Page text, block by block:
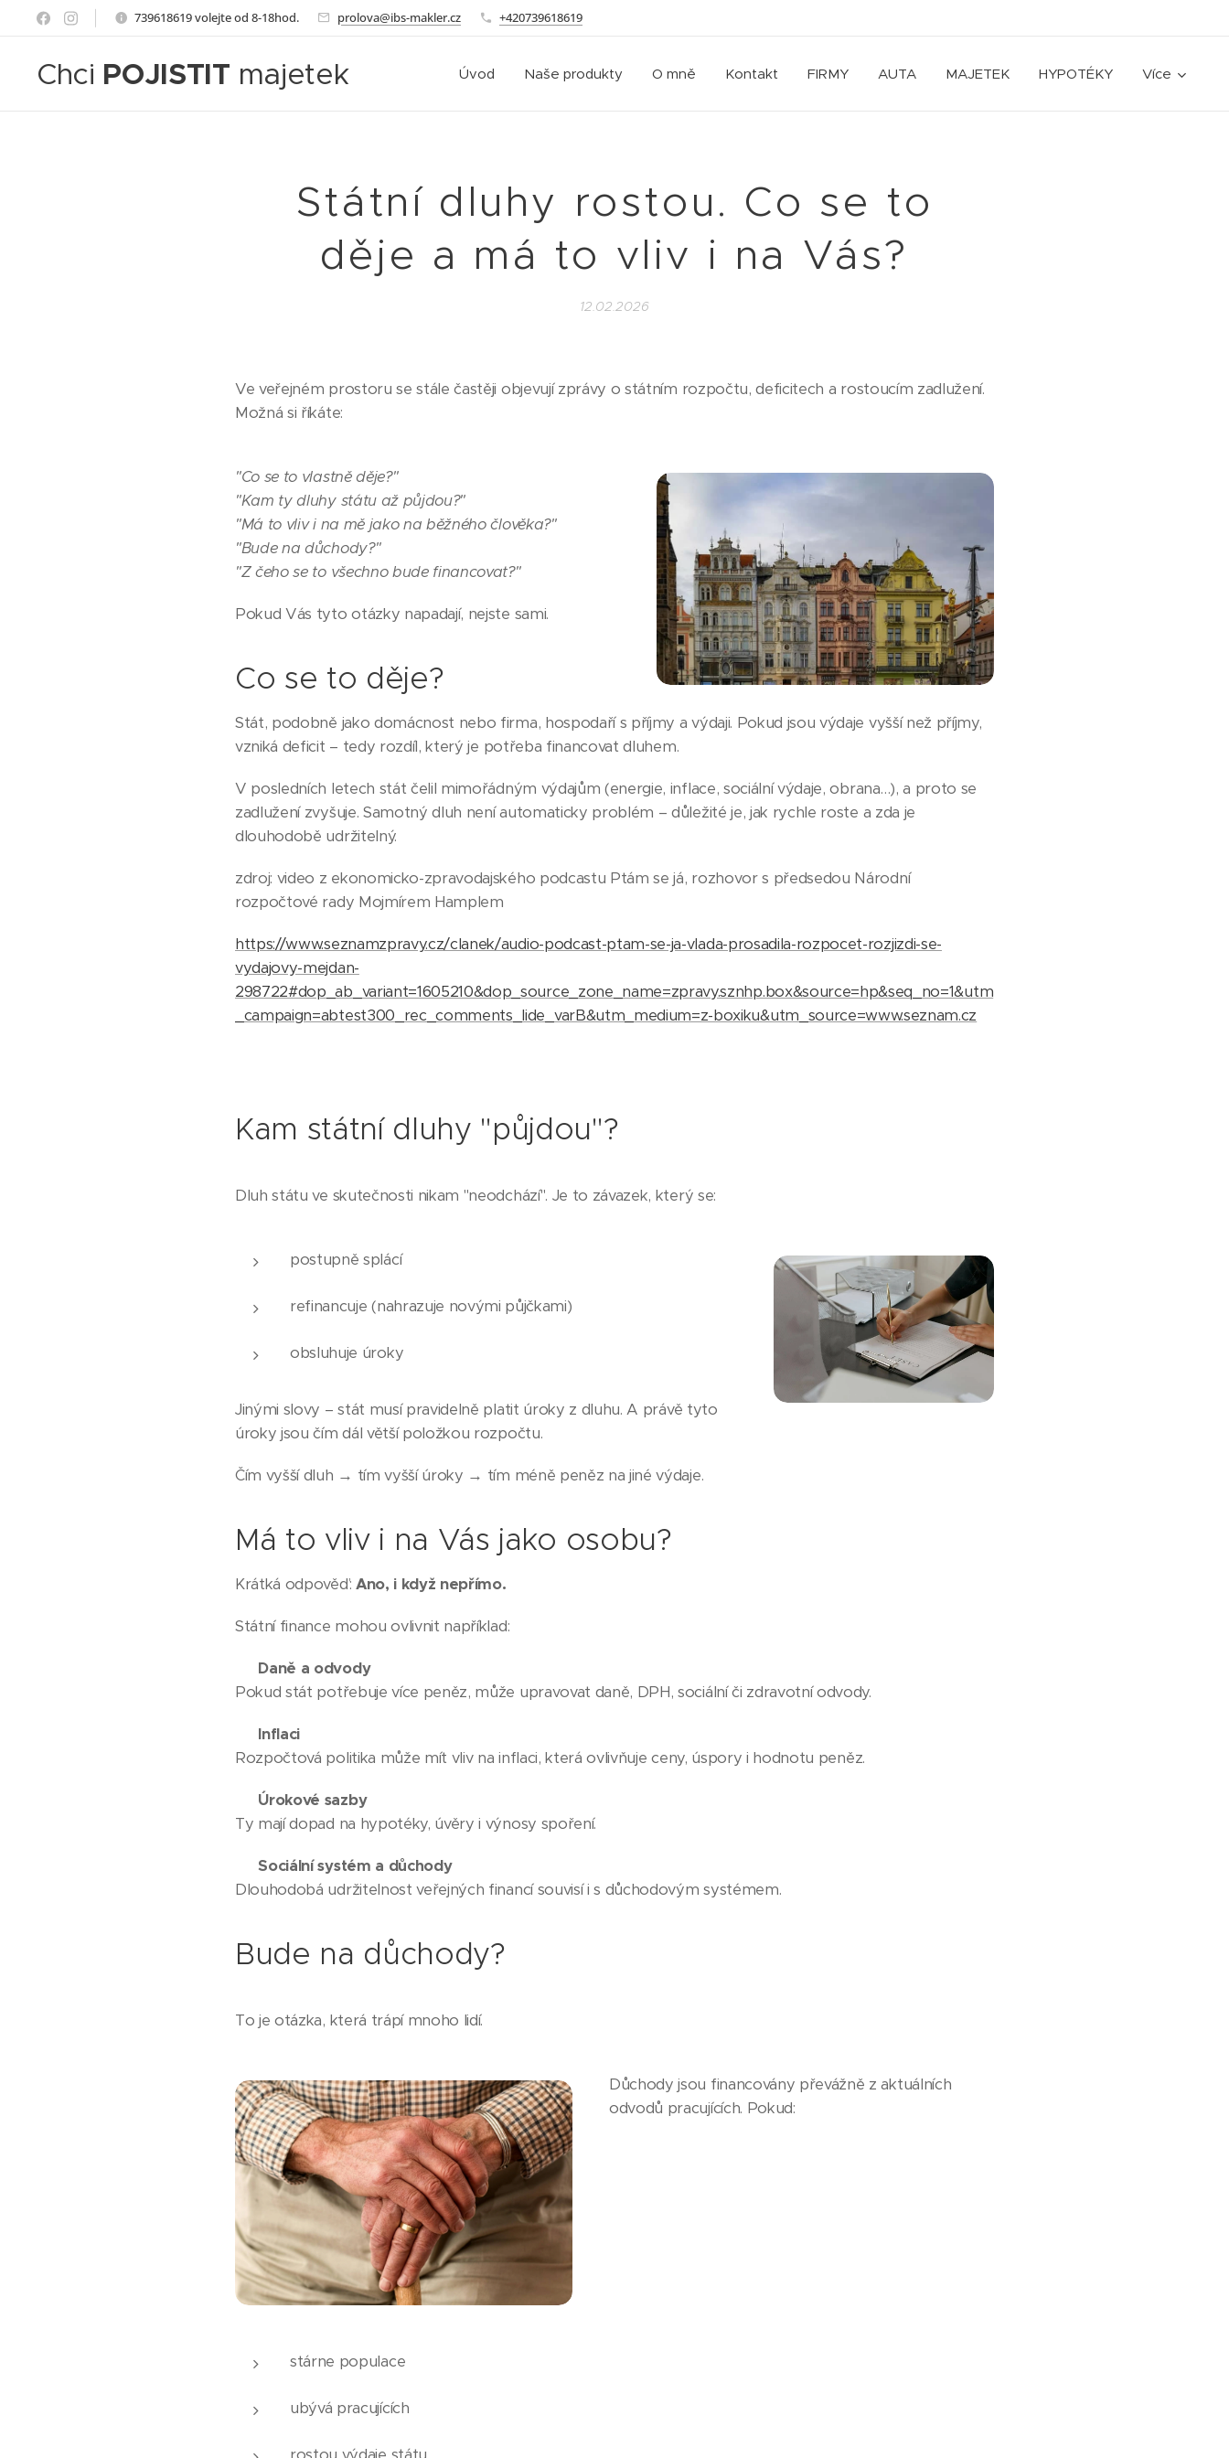
739618619 volejte od 8-18hod. prolova@ibs-makler.cz +420739618619
Chci POJISTIT majetek Úvod Naše produkty O mně Kontakt FIRMY AUTA MAJETEK HYPOTÉKY Více
Státní dluhy rostou. Co se to
děje a má to vliv i na Vás?
12.02.2026
Ve veřejném prostoru se stále častěji objevují zprávy o státním rozpočtu, deficitech a rostoucím zadlužení.
Možná si říkáte:
"Co se to vlastně děje?"
"Kam ty dluhy státu až půjdou?"
"Má to vliv i na mě jako na běžného člověka?"
"Bude na důchody?"
"Z čeho se to všechno bude financovat?"
Pokud Vás tyto otázky napadají, nejste sami.
Co se to děje?
Stát, podobně jako domácnost nebo firma, hospodaří s příjmy a výdaji. Pokud jsou výdaje vyšší než příjmy,
vzniká deficit – tedy rozdíl, který je potřeba financovat dluhem.
V posledních letech stát čelil mimořádným výdajům (energie, inflace, sociální výdaje, obrana…), a proto se
zadlužení zvyšuje. Samotný dluh není automaticky problém – důležité je, jak rychle roste a zda je
dlouhodobě udržitelný.
zdroj: video z ekonomicko-zpravodajského podcastu Ptám se já, rozhovor s předsedou Národní
rozpočtové rady Mojmírem Hamplem
https://www.seznamzpravy.cz/clanek/audio-podcast-ptam-se-ja-vlada-prosadila-rozpocet-rozjizdi-se-
vydajovy-mejdan-
298722#dop_ab_variant=1605210&dop_source_zone_name=zpravy.sznhp.box&source=hp&seq_no=1&utm
_campaign=abtest300_rec_comments_lide_varB&utm_medium=z-boxiku&utm_source=www.seznam.cz
Kam státní dluhy "půjdou"?
Dluh státu ve skutečnosti nikam "neodchází". Je to závazek, který se:
postupně splácí
refinancuje (nahrazuje novými půjčkami)
obsluhuje úroky
Jinými slovy – stát musí pravidelně platit úroky z dluhu. A právě tyto
úroky jsou čím dál větší položkou rozpočtu.
Čím vyšší dluh → tím vyšší úroky → tím méně peněz na jiné výdaje.
Má to vliv i na Vás jako osobu?
Krátká odpověď: Ano, i když nepřímo.
Státní finance mohou ovlivnit například:
Daně a odvody
Pokud stát potřebuje více peněz, může upravovat daně, DPH, sociální či zdravotní odvody.
Inflaci
Rozpočtová politika může mít vliv na inflaci, která ovlivňuje ceny, úspory i hodnotu peněz.
Úrokové sazby
Ty mají dopad na hypotéky, úvěry i výnosy spoření.
Sociální systém a důchody
Dlouhodobá udržitelnost veřejných financí souvisí i s důchodovým systémem.
Bude na důchody?
To je otázka, která trápí mnoho lidí.
Důchody jsou financovány převážně z aktuálních
odvodů pracujících. Pokud:
stárne populace
ubývá pracujících